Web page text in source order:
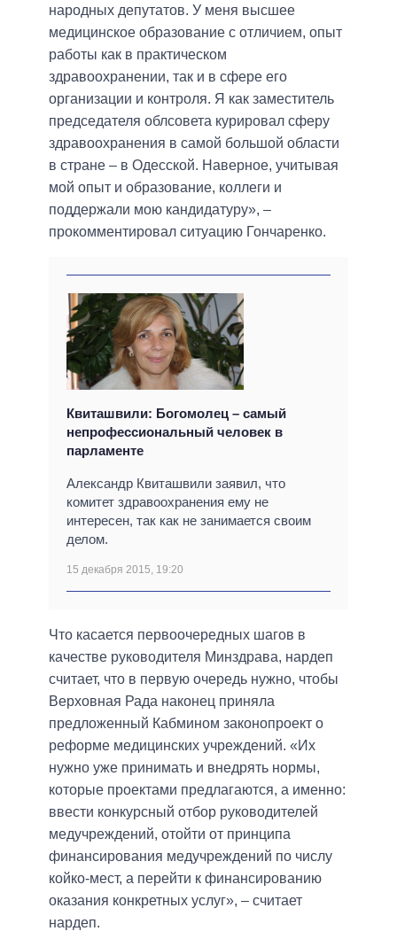
народных депутатов. У меня высшее
медицинское образование с отличием, опыт
работы как в практическом
здравоохранении, так и в сфере его
организации и контроля. Я как заместитель
председателя облсовета курировал сферу
здравоохранения в самой большой области
в стране – в Одесской. Наверное, учитывая
мой опыт и образование, коллеги и
поддержали мою кандидатуру», –
прокомментировал ситуацию Гончаренко.
Квиташвили: Богомолец – самый
непрофессиональный человек в
парламенте
Александр Квиташвили заявил, что
комитет здравоохранения ему не
интересен, так как не занимается своим
делом.
15 декабря 2015, 19:20
Что касается первоочередных шагов в
качестве руководителя Минздрава, нардеп
считает, что в первую очередь нужно, чтобы
Верховная Рада наконец приняла
предложенный Кабмином законопроект о
реформе медицинских учреждений. «Их
нужно уже принимать и внедрять нормы,
которые проектами предлагаются, а именно:
ввести конкурсный отбор руководителей
медучреждений, отойти от принципа
финансирования медучреждений по числу
койко-мест, а перейти к финансированию
оказания конкретных услуг», – считает
нардеп.